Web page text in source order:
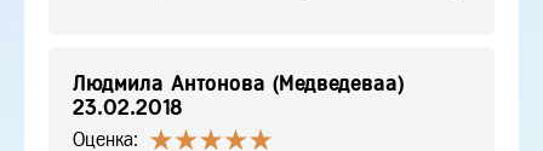
Людмила Антонова (Медведеваа)
23.02.2018
Оценка: